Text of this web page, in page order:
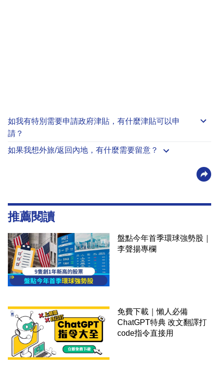
如我有特別需要申請政府津貼 ，有什麼津貼可以申
請？
如果我想外旅/返回內地，有什麼需要留意？
推薦閱讀
盤點今年首季環球強勢股｜
李聲揚專欄
免費下載｜懶人必備
ChatGPT特典 改文翻譯打
code指令直接用